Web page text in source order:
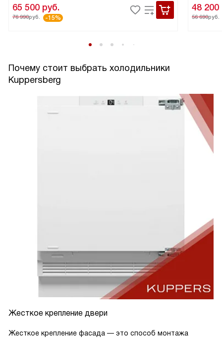
65 500 руб.
76 990руб. -15%
48 200
56 690руб.
Почему стоит выбрать холодильники
Kuppersberg
Жесткое крепление двери
Жесткое крепление фасада — это способ монтажа